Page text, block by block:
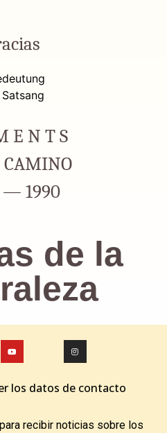
E N T S
CAMINO
— 1990
de la
los datos de contacto
recibir noticias sobre los